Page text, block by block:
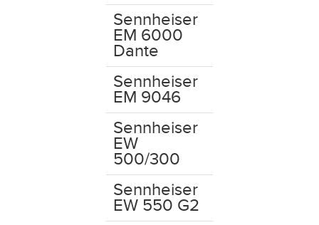
Sennheiser
EM 6000
Dante
Sennheiser
EM 9046
Sennheiser
EW
500/300
Sennheiser
EW 550 G2